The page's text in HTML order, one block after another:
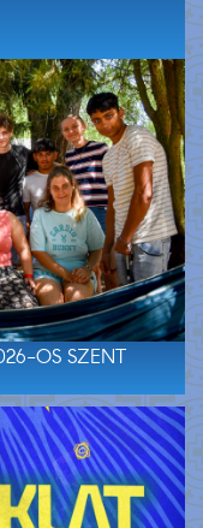
OS SZENT